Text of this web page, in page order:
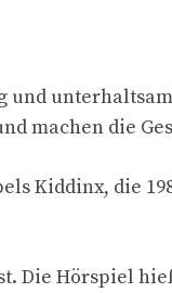
machen die
Kiddinx, die
Die Hörspiel